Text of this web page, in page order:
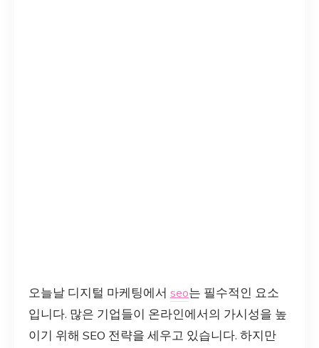
오늘날 디지털 마케팅에서 seo는 필수적인 요소
입니다. 많은 기업들이 온라인에서의 가시성을 높
이기 위해 SEO 전략을 세우고 있습니다. 하지만